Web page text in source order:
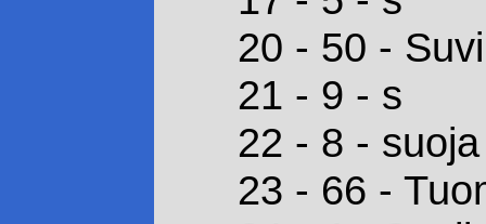
20 - 50 -
21 - 9 - s
22 - 8 - suoja
23 - 66 -